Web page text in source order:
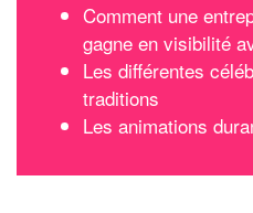
Comment une
gagne en visibilité
Les différentes
traditions
Les animations